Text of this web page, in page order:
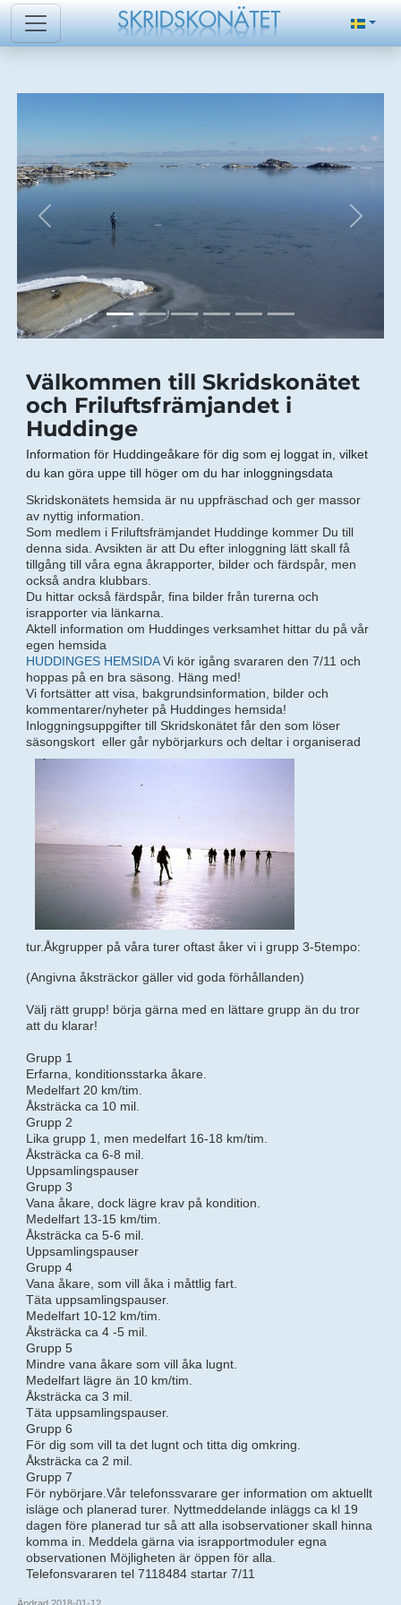
Välkommen till Skridskonätet
och Friluftsfrämjandet i
Huddinge
Information för Huddingeåkare för dig som ej loggat in, vilket
du kan göra uppe till höger om du har inloggningsdata
Skridskonätets hemsida är nu uppfräschad och ger massor
av nyttig information.
Som medlem i Friluftsfrämjandet Huddinge kommer Du till
denna sida. Avsikten är att Du efter inloggning lätt skall få
tillgång till våra egna åkrapporter, bilder och färdspår, men
också andra klubbars.
Du hittar också färdspår, fina bilder från turerna och
israpporter via länkarna.
Aktell information om Huddinges verksamhet hittar du på vår
egen hemsida
HUDDINGES HEMSIDAVi kör igång svararen den 7/11 och
hoppas på en bra säsong. Häng med!
Vi fortsätter att visa, bakgrundsinformation, bilder och
kommentarer/nyheter på Huddinges hemsida!
Inloggningsuppgifter till Skridskonätet får den som löser
säsongskort eller går nybörjarkurs och deltar i organiserad
tur.Åkgrupper på våra turer oftast åker vi i grupp 3-5tempo:
(Angivna åksträckor gäller vid goda förhållanden)
Välj rätt grupp! börja gärna med en lättare grupp än du tror
att du klarar!
Grupp 1
Erfarna, konditionsstarka åkare.
Medelfart 20 km/tim.
Åksträcka ca 10 mil.
Grupp 2
Lika grupp 1, men medelfart 16-18 km/tim.
Åksträcka ca 6-8 mil.
Uppsamlingspauser
Grupp 3
Vana åkare, dock lägre krav på kondition.
Medelfart 13-15 km/tim.
Åksträcka ca 5-6 mil.
Uppsamlingspauser
Grupp 4
Vana åkare, som vill åka i måttlig fart.
Täta uppsamlingspauser.
Medelfart 10-12 km/tim.
Åksträcka ca 4 -5 mil.
Grupp 5
Mindre vana åkare som vill åka lugnt.
Medelfart lägre än 10 km/tim.
Åksträcka ca 3 mil.
Täta uppsamlingspauser.
Grupp 6
För dig som vill ta det lugnt och titta dig omkring.
Åksträcka ca 2 mil.
Grupp 7
För nybörjare.Vår telefonssvarare ger information om aktuellt
isläge och planerad turer. Nyttmeddelande inläggs ca kl 19
dagen före planerad tur så att alla isobservationer skall hinna
komma in. Meddela gärna via israpportmoduler egna
observationen Möjligheten är öppen för alla.
Telefonsvararen tel 7118484 startar 7/11
Ändrad 2018-01-12